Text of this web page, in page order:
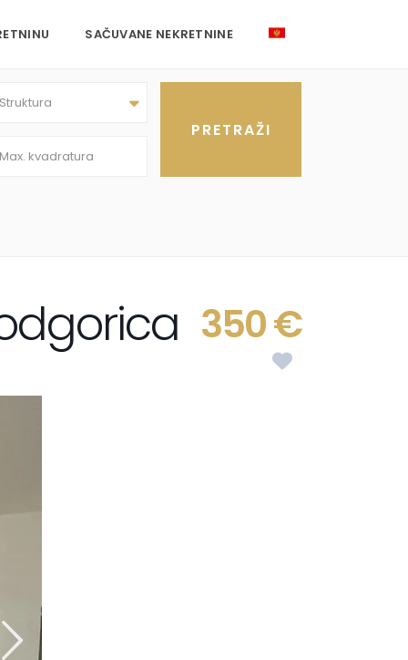
SAČUVANE NEKRETNINE
Struktura
350 €